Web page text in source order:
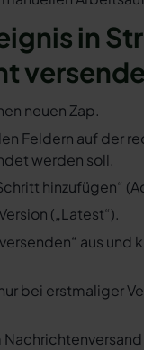
in
neuen Zap.
Feldern auf der
werden soll.
hinzufügen“
(„Latest“).
aus und
bei erstmaliger